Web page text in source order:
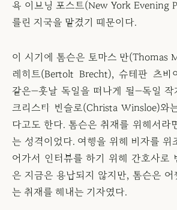
욕 이브닝 포스트(New York Evening
를린 지국을 맡겼기 때문이다.
이 시기에 톰슨은 토마스 만(Thomas
레히트(Bertolt Brecht), 슈테판 츠바
같은—훗날 독일을 떠나게 될—독일 작
크리스타 빈슬로(Christa Winsloe)와
다고도 한다. 톰슨은 취재를 위해서라
는 성격이었다. 여행을 위해 비자를 위
어가서 인터뷰를 하기 위해 간호사로
은 지금은 용납되지 않지만, 톰슨은
는 취재를 해내는 기자였다.